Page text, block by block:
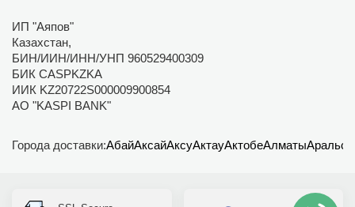
ИП "Аяпов"
Казахстан,
БИН/ИИН/ИНН/УНП 960529400309
БИК CASPKZKA
ИИК KZ20722S000009900854
АО "KASPI BANK"
Города доставки:АбайАксайАксуАктауАктобеАлматыАральск